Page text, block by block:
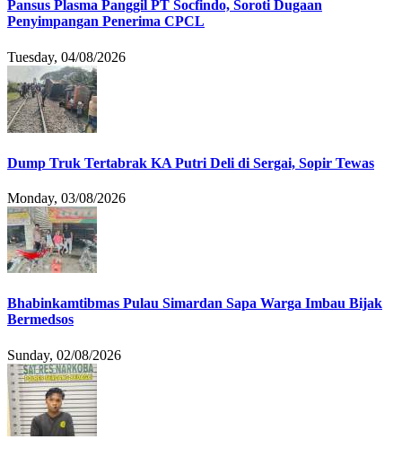
Pansus Plasma Panggil PT Socfindo, Soroti Dugaan
Penyimpangan Penerima CPCL
Tuesday, 04/08/2026
Dump Truk Tertabrak KA Putri Deli di Sergai, Sopir Tewas
Monday, 03/08/2026
Bhabinkamtibmas Pulau Simardan Sapa Warga Imbau Bijak
Bermedsos
Sunday, 02/08/2026